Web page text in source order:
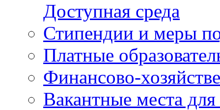
Доступная среда
Стипендии и меры
Платные
Финансово-
Вакантные места